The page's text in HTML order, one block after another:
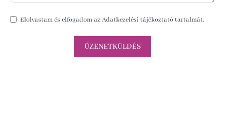
Elolvastam és elfogadom azAdatkezelési tájékoztatótartalmát.
ÜZENETKÜLDÉS